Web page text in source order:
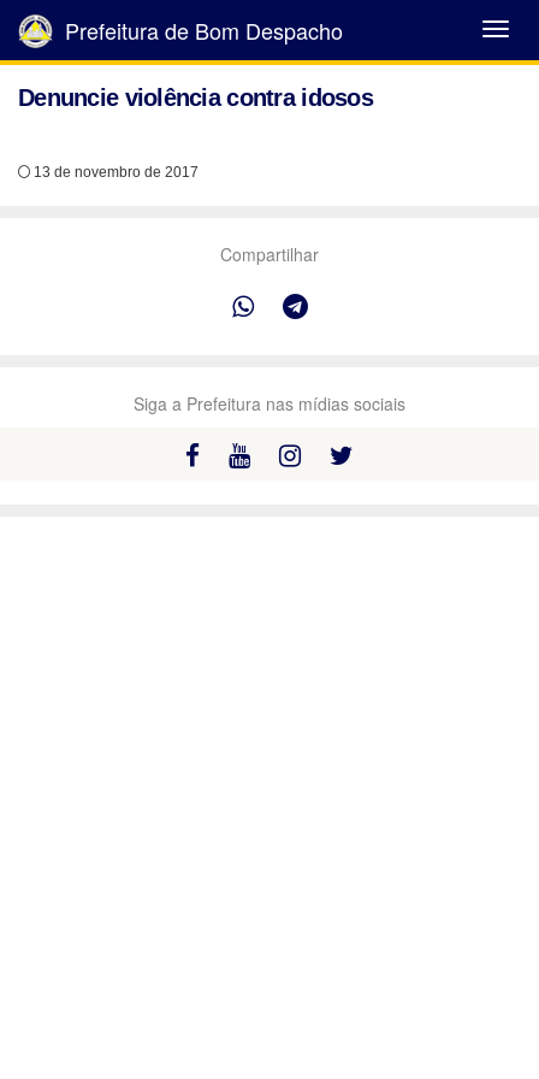
Abrir
Menu
Prefeitura de Bom Despacho
Denuncie violência contra idosos
13 de novembro de 2017
Compartilhar
Siga a Prefeitura nas mídias sociais